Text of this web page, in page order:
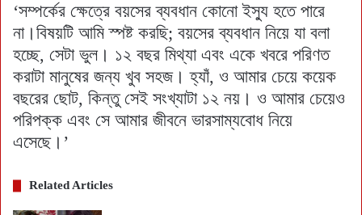
‘সম্পর্কের ক্ষেত্রে বয়সের ব্যবধান কোনো ইস্যু হতে পারে
না।বিষয়টি আমি স্পষ্ট করছি; বয়সের ব্যবধান নিয়ে যা বলা
হচ্ছে, সেটা ভুল। ১২ বছর মিথ্যা এবং একে খবরে পরিণত
করাটা মানুষের জন্য খুব সহজ। হ্যাঁ, ও আমার চেয়ে কয়েক
বছরের ছোট, কিন্তু সেই সংখ্যাটা ১২ নয়। ও আমার চেয়েও
পরিপক্ক এবং সে আমার জীবনে ভারসাম্যবোধ নিয়ে
এসেছে।’
Related Articles